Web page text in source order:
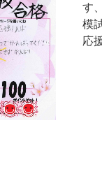
す
模
応